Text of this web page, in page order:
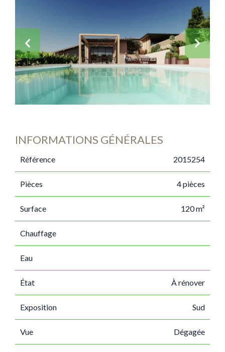
INFORMATIONS GÉNÉRALES
Référence 2015254
Pièces 4 pièces
Surface 120 m²
Chauffage
Eau
État À rénover
Exposition Sud
Vue Dégagée